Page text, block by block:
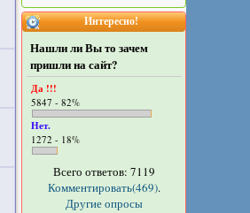
Интересно!
Нашли ли Вы то зачем
пришли на сайт?
Да !!!
5847 - 82%
Нет.
1272 - 18%
Всего ответов: 7119
Комментировать(469).
Другие опросы